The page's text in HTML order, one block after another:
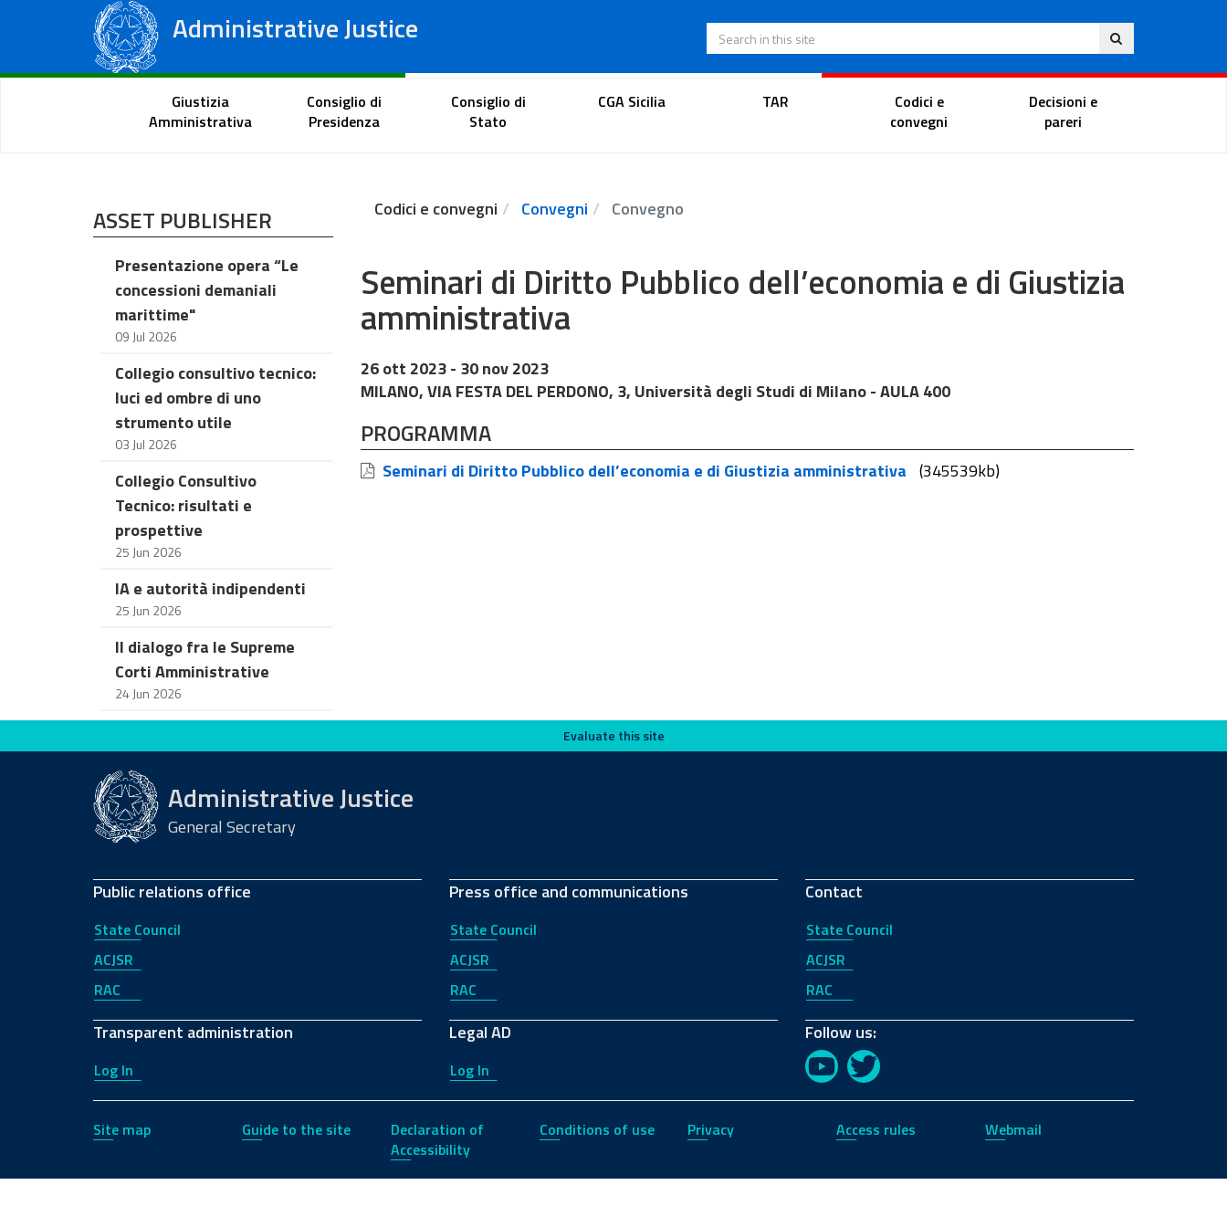
Administrative Justice
Regional Administrative Courts
Eng
Search in this site
Citizen Portal Lawyer's portal Magistrate Portal
Giustizia
Amministrativa
Consiglio di
Presidenza
Consiglio di
Stato
CGA Sicilia TAR
Codici e
convegni
Decisioni e
pareri
ASSET PUBLISHER
Presentazione opera “Le
concessioni demaniali
marittime"
09 Jul 2026
Collegio consultivo tecnico:
luci ed ombre di uno
strumento utile
03 Jul 2026
Collegio Consultivo
Tecnico: risultati e
prospettive
25 Jun 2026
IA e autorità indipendenti
25 Jun 2026
Il dialogo fra le Supreme
Corti Amministrative
24 Jun 2026
Codici e convegni Convegni Convegno
Seminari di Diritto Pubblico dell’economia e di Giustizia
amministrativa
26 ott 2023 - 30 nov 2023
MILANO, VIA FESTA DEL PERDONO, 3, Università degli Studi di Milano - AULA 400
PROGRAMMA
Seminari di Diritto Pubblico dell’economia e di Giustizia amministrativa (345539kb)
Evaluate this site Evaluate this site
Administrative Justice
General Secretary
Public relations office
State Council
ACJSR
RAC
Transparent administration
Log In
Press office and communications
State Council
ACJSR
RAC
Legal AD
Log In
Contact
State Council
ACJSR
RAC
Follow us:
YouTubeTwitter
Site map Guide to the site
Declaration of
Accessibility
Conditions of use Privacy Access rules Webmail